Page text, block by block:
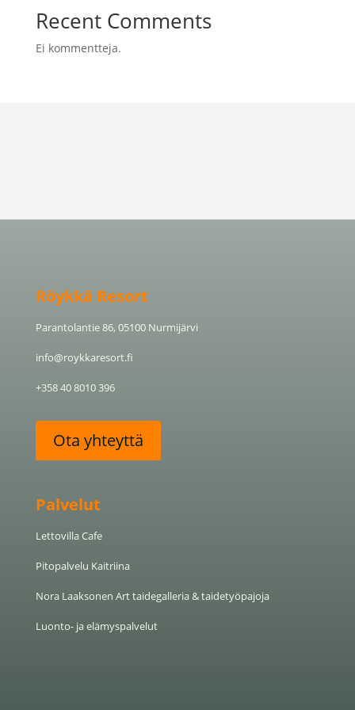
Recent Comments
Ei kommentteja.
Röykkä Resort
Parantolantie 86, 05100 Nurmijärvi
info@roykkaresort.fi
+358 40 8010 396
Ota yhteyttä
Palvelut
Lettovilla Cafe
Pitopalvelu Kaitriina
Nora Laaksonen Art taide­galleria & taide­työ­pajoja
Luonto- ja elämyspalvelut